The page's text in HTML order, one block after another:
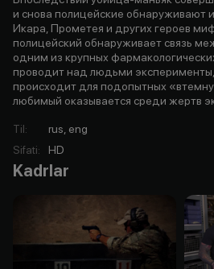
и снова полицейские обнаруживают
Икара, Прометея и других героев
полицейский обнаруживает связь
одним из крупных
проводит над людьми
происходит для подопытных
любимый оказывается среди жертв
Til:
rus, eng
Sifati: HD
Kadrlar